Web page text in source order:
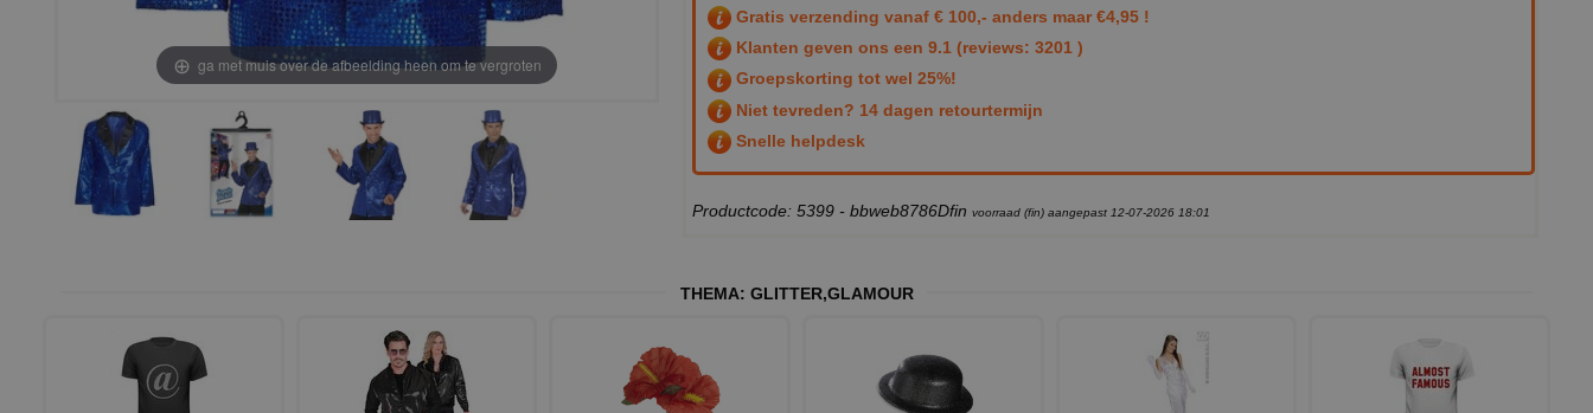
ga met muis over de afbeelding heen om te vergroten
Gratis verzending vanaf € 100,- anders maar €4,95 !
Klanten geven ons een 9.1 (reviews: 3201 )
Groepskorting tot wel 25%!
Niet tevreden? 14 dagen retourtermijn
Snelle helpdesk
Productcode: 5399 - bbweb8786Dfin voorraad (fin) aangepast 12-07-2026 18:01
THEMA: GLITTER,GLAMOUR